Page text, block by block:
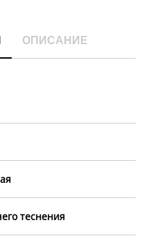
ОПИСАНИЕ
теснения